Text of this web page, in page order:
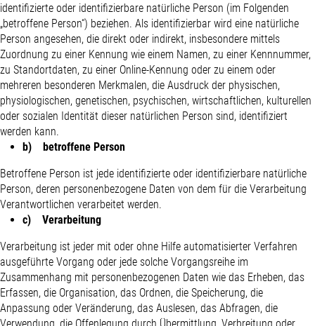
identifizierte oder identifizierbare natürliche Person (im Folgenden
„betroffene Person“) beziehen. Als identifizierbar wird eine natürliche
Person angesehen, die direkt oder indirekt, insbesondere mittels
Zuordnung zu einer Kennung wie einem Namen, zu einer Kennnummer,
zu Standortdaten, zu einer Online-Kennung oder zu einem oder
mehreren besonderen Merkmalen, die Ausdruck der physischen,
physiologischen, genetischen, psychischen, wirtschaftlichen, kulturellen
oder sozialen Identität dieser natürlichen Person sind, identifiziert
werden kann.
b) betroffene Person
Betroffene Person ist jede identifizierte oder identifizierbare natürliche
Person, deren personenbezogene Daten von dem für die Verarbeitung
Verantwortlichen verarbeitet werden.
c) Verarbeitung
Verarbeitung ist jeder mit oder ohne Hilfe automatisierter Verfahren
ausgeführte Vorgang oder jede solche Vorgangsreihe im
Zusammenhang mit personenbezogenen Daten wie das Erheben, das
Erfassen, die Organisation, das Ordnen, die Speicherung, die
Anpassung oder Veränderung, das Auslesen, das Abfragen, die